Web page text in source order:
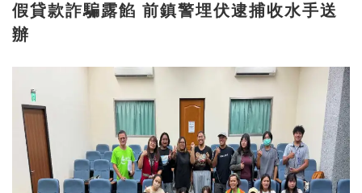
假貸款詐騙露餡 前鎮警埋伏逮捕收水手送
辦